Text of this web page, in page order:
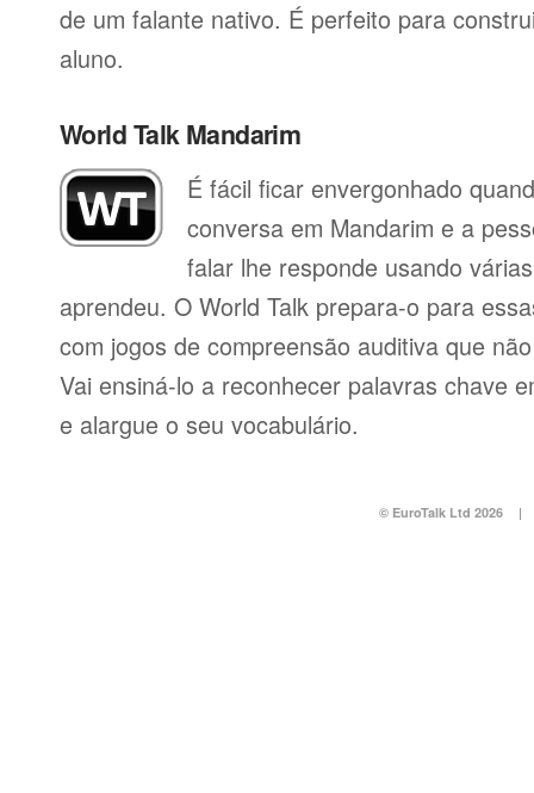
de um falante nativo. É perfeito para
aluno.
World Talk Mandarim
É fácil ficar envergonhado
conversa em Mandarim e a
falar lhe responde usando
aprendeu. O World Talk prepara-o para
com jogos de compreensão auditiva que
Vai ensiná-lo a reconhecer palavras chave
e alargue o seu vocabulário.
© EuroTalk Ltd 2026 |